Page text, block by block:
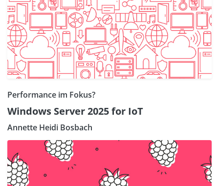
Performance im Fokus?
Windows Server 2025 for IoT
Annette Heidi Bosbach